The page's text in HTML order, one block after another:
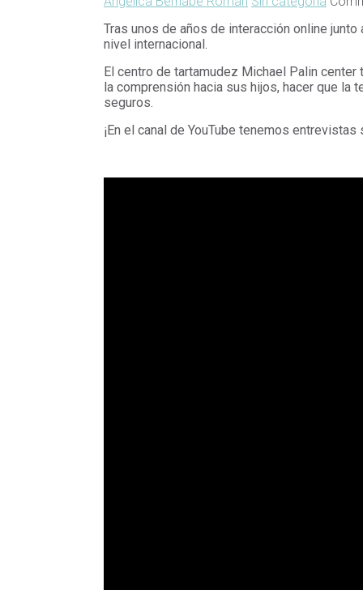
Tras unos de años de interacción online
nivel internacional.
El centro de tartamudez Michael Palin
la comprensión hacia sus hijos, hacer que la
seguros.
¡En el canal de YouTube tenemos